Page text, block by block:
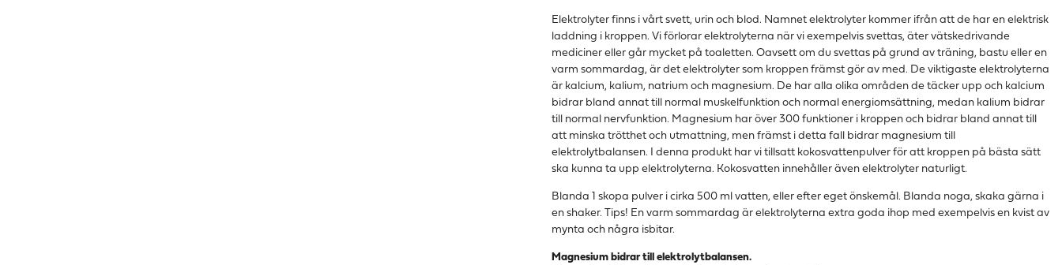
Elektrolyter finns i vårt svett, urin och blod. Namnet elektrolyter kommer ifrån att de har en elektrisk
laddning i kroppen. Vi förlorar elektrolyterna när vi exempelvis svettas, äter vätskedrivande
mediciner eller går mycket på toaletten. Oavsett om du svettas på grund av träning, bastu eller en
varm sommardag, är det elektrolyter som kroppen främst gör av med. De viktigaste elektrolyterna
är kalcium, kalium, natrium och magnesium. De har alla olika områden de täcker upp och kalcium
bidrar bland annat till normal muskelfunktion och normal energiomsättning, medan kalium bidrar
till normal nervfunktion. Magnesium har över 300 funktioner i kroppen och bidrar bland annat till
att minska trötthet och utmattning, men främst i detta fall bidrar magnesium till
elektrolytbalansen. I denna produkt har vi tillsatt kokosvattenpulver för att kroppen på bästa sätt
ska kunna ta upp elektrolyterna. Kokosvatten innehåller även elektrolyter naturligt.
Blanda 1 skopa pulver i cirka 500 ml vatten, eller efter eget önskemål. Blanda noga, skaka gärna i
en shaker. Tips! En varm sommardag är elektrolyterna extra goda ihop med exempelvis en kvist av
mynta och några isbitar.
Magnesium bidrar till elektrolytbalansen.